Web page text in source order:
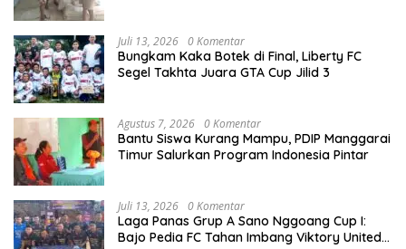
Juli 13, 2026 0 Komentar
Bungkam Kaka Botek di Final, Liberty FC
Segel Takhta Juara GTA Cup Jilid 3
Agustus 7, 2026 0 Komentar
Bantu Siswa Kurang Mampu, PDIP Manggarai
Timur Salurkan Program Indonesia Pintar
Juli 13, 2026 0 Komentar
Laga Panas Grup A Sano Nggoang Cup I:
Bajo Pedia FC Tahan Imbang Viktory United